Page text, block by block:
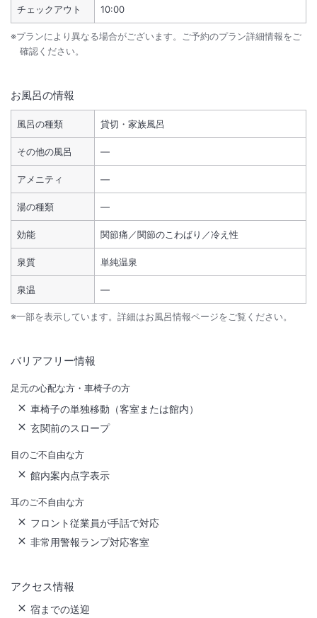
チェックアウト 10:00
※プランにより異なる場合がございます。ご予約のプラン詳細情報をご
確認ください。
お風呂の情報
風呂の種類 貸切・家族風呂
その他の風呂 ―
アメニティ ―
湯の種類 ―
効能 関節痛／関節のこわばり／冷え性
泉質 単純温泉
泉温 ―
※一部を表示しています。詳細はお風呂情報ページをご覧ください。
バリアフリー情報
足元の心配な方・車椅子の方
車椅子の単独移動（客室または館内）
玄関前のスロープ
目のご不自由な方
館内案内点字表示
耳のご不自由な方
フロント従業員が手話で対応
非常用警報ランプ対応客室
アクセス情報
宿までの送迎